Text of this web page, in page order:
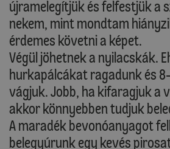
újramelegítjük és felfestjük a
nekem, mint mondtam
érdemes követni a képet.
Végül jöhetnek a nyilacskák.
hurkapálcákat ragadunk és
vágjuk. Jobb, ha kifaragjuk a
akkor könnyebben tudjuk
A maradék bevonóanyagot
belegyúrunk egy kevés